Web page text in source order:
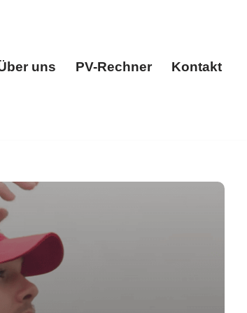
uns PV-Rechner Kontakt